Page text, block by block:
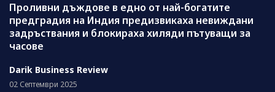
Проливни дъждове в едно от най-богатите
предградия на Индия предизвикаха невиждани
задръствания и блокираха хиляди пътуващи за
часове
Darik Business Review
02 Септември 2025